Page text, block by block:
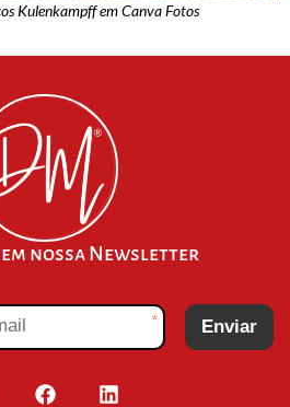
Kulenkampff em Canva Fotos
nossa Newsletter
* Enviar